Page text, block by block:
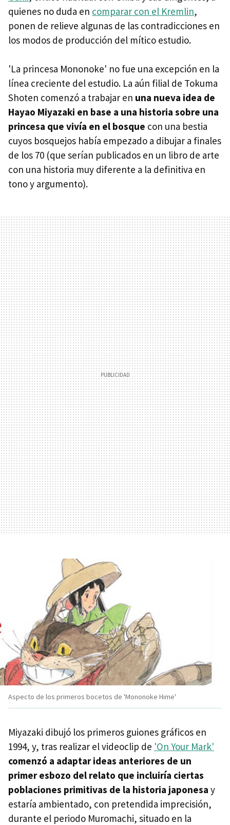
quienes no duda en comparar con el Kremlin,
ponen de relieve algunas de las contradicciones en
los modos de producción del mítico estudio.
'La princesa Mononoke' no fue una excepción en la
línea creciente del estudio. La aún filial de Tokuma
Shoten comenzó a trabajar en una nueva idea de
Hayao Miyazaki en base a una historia sobre una
princesa que vivía en el bosque con una bestia
cuyos bosquejos había empezado a dibujar a finales
de los 70 (que serían publicados en un libro de arte
con una historia muy diferente a la definitiva en
tono y argumento).
Aspecto de los primeros bocetos de 'Mononoke Hime'
Miyazaki dibujó los primeros guiones gráficos en
1994, y, tras realizar el videoclip de 'On Your Mark'
comenzó a adaptar ideas anteriores de un
primer esbozo del relato que incluiría ciertas
poblaciones primitivas de la historia japonesa y
estaría ambientado, con pretendida imprecisión,
durante el periodo Muromachi, situado en la